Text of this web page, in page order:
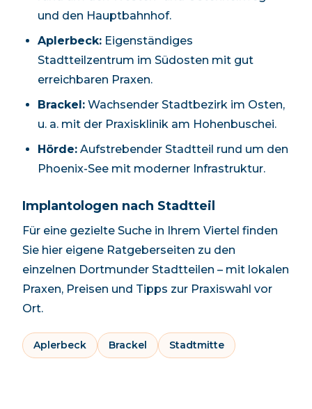
und den Hauptbahnhof.
Aplerbeck: Eigenständiges
Stadtteilzentrum im Südosten mit gut
erreichbaren Praxen.
Brackel: Wachsender Stadtbezirk im Osten,
u. a. mit der Praxisklinik am Hohenbuschei.
Hörde: Aufstrebender Stadtteil rund um den
Phoenix-See mit moderner Infrastruktur.
Implantologen nach Stadtteil
Für eine gezielte Suche in Ihrem Viertel finden
Sie hier eigene Ratgeberseiten zu den
einzelnen Dortmunder Stadtteilen – mit lokalen
Praxen, Preisen und Tipps zur Praxiswahl vor
Ort.
Aplerbeck Brackel Stadtmitte